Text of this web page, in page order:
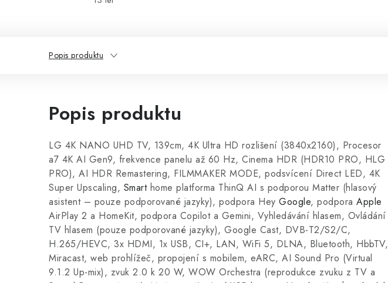
Popis produktu
Popis produktu
LG 4K NANO UHD TV, 139cm, 4K Ultra HD rozlišení (3840x2160), Procesor
a7 4K AI Gen9, frekvence panelu až 60 Hz, Cinema HDR (HDR10 PRO, HLG
PRO), AI HDR Remastering, FILMMAKER MODE, podsvícení Direct LED, 4K
Super Upscaling, Smarthome platforma ThinQ AI s podporou Matter (hlasový
asistent – pouze podporované jazyky), podpora Hey Google, podpora Apple
AirPlay 2 a HomeKit, podpora Copilot a Gemini, Vyhledávání hlasem, Ovládání
TV hlasem (pouze podporované jazyky), Google Cast, DVB-T2/S2/C,
H.265/HEVC, 3x HDMI, 1x USB, CI+, LAN, WiFi 5, DLNA, Bluetooth, HbbTV,
Miracast, web prohlížeč, propojení s mobilem, eARC, AI Sound Pro (Virtual
9.1.2 Up-mix), zvuk 2.0 k 20 W, WOW Orchestra (reprodukce zvuku z TV a